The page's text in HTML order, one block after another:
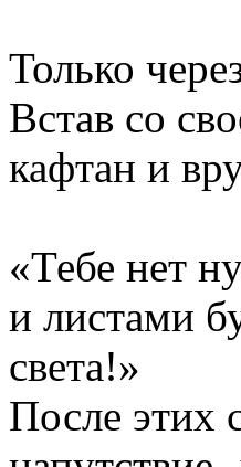
Только
Встав со
кафтан и
«Тебе нет
и листами
света!»
После этих